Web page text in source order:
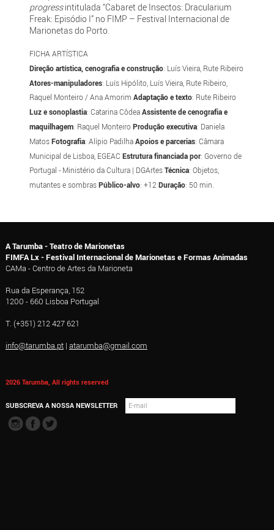
progressintitulada “Cabaret de Insectos: Dracularium
Freak: Episódio I” no FIMP – Festival Internacional de
Marionetas do Porto.
FICHA ARTÍSTICA
Direção artística, cenografia e construção: Luís Vieira, Rute Ribeiro
Atores-manipuladores: Luís Hipólito, Luís Vieira, Rute Ribeiro,
Raquel Monteiro / Ana AmorimAdaptação e texto: Rute Ribeiro
Luz e sonoplastia: Catarina CôdeaAssistente de cenografia e
maquilhagem: Raquel MonteiroProdução executiva: Daniela
MatosFotografia: Alípio PadilhaApoios e parcerias: Câmara
Municipal de Lisboa, EGEACEstrutura financiada por: Governo de
Portugal - Ministério da Cultura | DGArtesTécnica: Objetos,
mutantes e sombrasPúblico-alvo: +12Duração: 50 min.
A Tarumba - Teatro de Marionetas
FIMFA Lx - Festival Internacional de Marionetas e Formas Animadas
CAMa - Centro de Artes da Marioneta
Rua da Esperança, 152
1200 - 660 Lisboa Portugal
T. (+351) 212 427 621
info@tarumba.pt| atarumba@gmail.com
2026 Tarumba, All rights reserved
SUBSCREVA A NOSSA NEWSLETTER